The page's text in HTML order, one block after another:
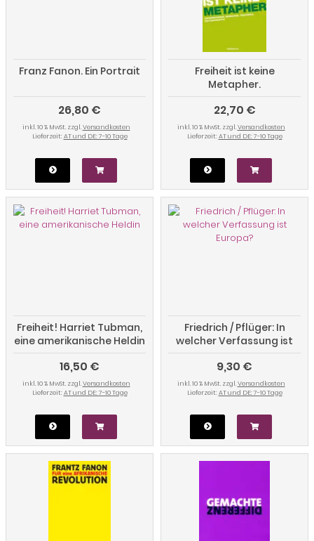
Franz Fanon. Ein Portrait
26,80 €
inkl. 10 % MwSt. zzgl.Versandkosten
Lieferzeit: AT und DE: 7-10 Tage
Freiheit ist keine
Metapher.
Antisemitismus,
Migration, Rassismus,
Religionskritik
22,70 €
inkl. 10 % MwSt. zzgl.Versandkosten
Lieferzeit: AT und DE: 7-10 Tage
Freiheit! Harriet Tubman,
eine amerikanische Heldin
16,50 €
inkl. 10 % MwSt. zzgl.Versandkosten
Lieferzeit: AT und DE: 7-10 Tage
Friedrich / Pflüger: In
welcher Verfassung ist
Europa?
9,30 €
inkl. 10 % MwSt. zzgl.Versandkosten
Lieferzeit: AT und DE: 7-10 Tage